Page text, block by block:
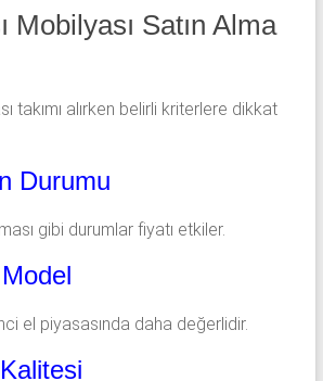
Mobilyası Satın Alma
takımı alırken belirli kriterlere dikkat
Durumu
gibi durumlar fiyatı etkiler.
el piyasasında daha değerlidir.